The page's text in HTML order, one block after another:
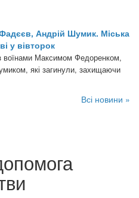
Андрій Шумик. Міська
у вівторок
воїнами Максимом Федоренком,
які загинули, захищаючи
Всі новини »